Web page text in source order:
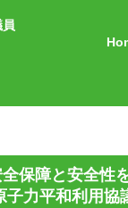
全保障と安全
子力平和利用